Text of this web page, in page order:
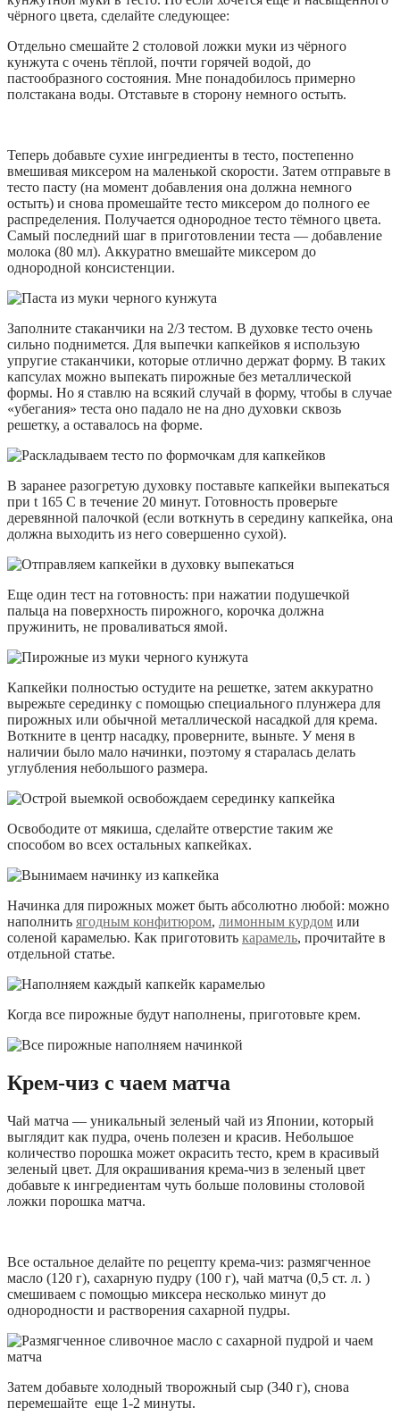
чёрного цвета, сделайте следующее:
Отдельно смешайте 2 столовой ложки муки из чёрного
кунжута с очень тёплой, почти горячей водой, до
пастообразного состояния. Мне понадобилось примерно
полстакана воды. Отставьте в сторону немного остыть.
Теперь добавьте сухие ингредиенты в тесто, постепенно
вмешивая миксером на маленькой скорости. Затем отправьте в
тесто пасту (на момент добавления она должна немного
остыть) и снова промешайте тесто миксером до полного ее
распределения. Получается однородное тесто тёмного цвета.
Самый последний шаг в приготовлении теста — добавление
молока (80 мл). Аккуратно вмешайте миксером до
однородной консистенции.
Заполните стаканчики на 2/3 тестом. В духовке тесто очень
сильно поднимется. Для выпечки капкейков я использую
упругие стаканчики, которые отлично держат форму. В таких
капсулах можно выпекать пирожные без металлической
формы. Но я ставлю на всякий случай в форму, чтобы в случае
«убегания» теста оно падало не на дно духовки сквозь
решетку, а оставалось на форме.
В заранее разогретую духовку поставьте капкейки выпекаться
при t 165 C в течение 20 минут. Готовность проверьте
деревянной палочкой (если воткнуть в середину капкейка, она
должна выходить из него совершенно сухой).
Еще один тест на готовность: при нажатии подушечкой
пальца на поверхность пирожного, корочка должна
пружинить, не проваливаться ямой.
Капкейки полностью остудите на решетке, затем аккуратно
вырежьте серединку с помощью специального плунжера для
пирожных или обычной металлической насадкой для крема.
Воткните в центр насадку, проверните, выньте. У меня в
наличии было мало начинки, поэтому я старалась делать
углубления небольшого размера.
Освободите от мякиша, сделайте отверстие таким же
способом во всех остальных капкейках.
Начинка для пирожных может быть абсолютно любой: можно
наполнить ягодным конфитюром, лимонным курдом или
соленой карамелью. Как приготовить карамель, прочитайте в
отдельной статье.
Когда все пирожные будут наполнены, приготовьте крем.
Крем-чиз с чаем матча
Чай матча — уникальный зеленый чай из Японии, который
выглядит как пудра, очень полезен и красив. Небольшое
количество порошка может окрасить тесто, крем в красивый
зеленый цвет. Для окрашивания крема-чиз в зеленый цвет
добавьте к ингредиентам чуть больше половины столовой
ложки порошка матча.
Все остальное делайте по рецепту крема-чиз: размягченное
масло (120 г), сахарную пудру (100 г), чай матча (0,5 ст. л. )
смешиваем с помощью миксера несколько минут до
однородности и растворения сахарной пудры.
Затем добавьте холодный творожный сыр (340 г), снова
перемешайте еще 1-2 минуты.